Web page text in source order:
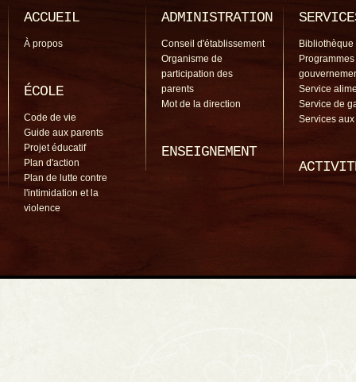
ACCUEIL
À propos
ÉCOLE
Code de vie
Guide aux parents
Projet éducatif
Plan d'action
Plan de lutte contre
l'intimidation et la
violence
ADMINISTRATION
Conseil d'établissement
Organisme de
participation des
parents
Mot de la direction
ENSEIGNEMENT
Bibliothèque
Programmes
Service
Service de
Services